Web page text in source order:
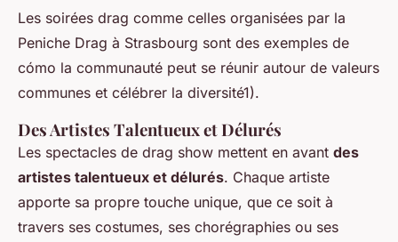
Les soirées drag comme celles organisées par la
Peniche Drag à Strasbourg sont des exemples de
cómo la communauté peut se réunir autour de valeurs
communes et célébrer la diversité1).
Des Artistes Talentueux et Délurés
Les spectacles de drag show mettent en avant des
artistes talentueux et délurés. Chaque artiste
apporte sa propre touche unique, que ce soit à
travers ses costumes, ses chorégraphies ou ses